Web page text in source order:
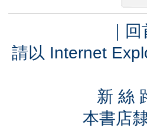
｜ 回
請以 Internet
新 絲
本書店